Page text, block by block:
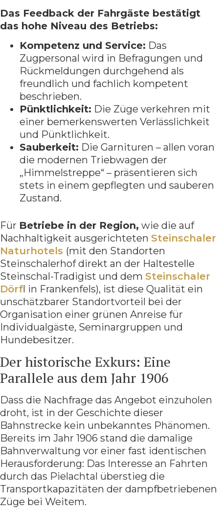
Das Feedback der Fahrgäste bestätigt
das hohe Niveau des Betriebs:
Kompetenz und Service: Das
Zugpersonal wird in Befragungen und
Rückmeldungen durchgehend als
freundlich und fachlich kompetent
beschrieben.
Pünktlichkeit: Die Züge verkehren mit
einer bemerkenswerten Verlässlichkeit
und Pünktlichkeit.
Sauberkeit: Die Garnituren – allen voran
die modernen Triebwagen der
„Himmelstreppe“ – präsentieren sich
stets in einem gepflegten und sauberen
Zustand.
Für Betriebe in der Region, wie die auf
Nachhaltigkeit ausgerichteten Steinschaler
Naturhotels (mit den Standorten
Steinschalerhof direkt an der Haltestelle
Steinschal-Tradigist und dem Steinschaler
Dörfl in Frankenfels), ist diese Qualität ein
unschätzbarer Standortvorteil bei der
Organisation einer grünen Anreise für
Individualgäste, Seminargruppen und
Hundebesitzer.
Der historische Exkurs: Eine
Parallele aus dem Jahr 1906
Dass die Nachfrage das Angebot einzuholen
droht, ist in der Geschichte dieser
Bahnstrecke kein unbekanntes Phänomen.
Bereits im Jahr 1906 stand die damalige
Bahnverwaltung vor einer fast identischen
Herausforderung: Das Interesse an Fahrten
durch das Pielachtal überstieg die
Transportkapazitäten der dampfbetriebenen
Züge bei Weitem.